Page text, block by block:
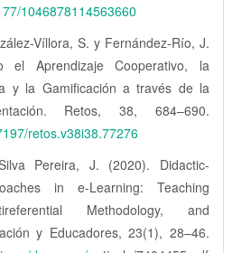
1046878114563660
Víllora, S. y Fernández-Río, J.
el Aprendizaje Cooperativo, la
y la Gamificación a través de la
Retos, 38, 684–690.
retos.v38i38.77276
Pereira, J. (2020). Didactic-
in e-Learning: Teaching
Methodology, and
y Educadores, 23(1), 28–46.